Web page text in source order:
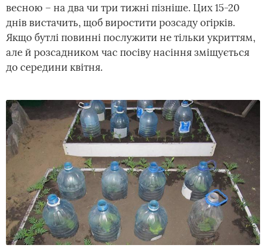
весною – на два чи три тижні пізніше. Цих 15-20
днів вистачить, щоб виростити розсаду огірків.
Якщо бутлі повинні послужити не тільки укриттям,
але й розсадником час посіву насіння зміщується
до середини квітня.